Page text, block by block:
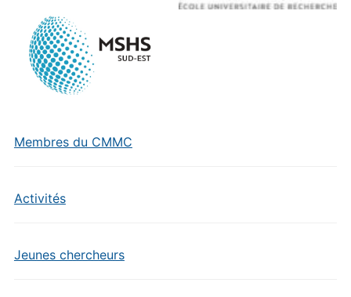
Membres du CMMC
Activités
Jeunes chercheurs